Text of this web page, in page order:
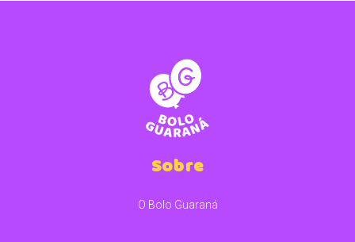
Sobre
O Bolo Guaraná